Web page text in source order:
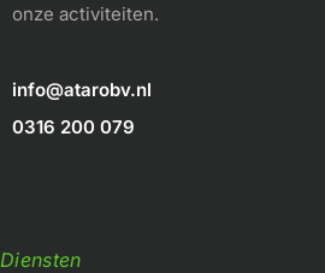
onze activiteiten.
info@atarobv.nl
0316 200 079
Diensten